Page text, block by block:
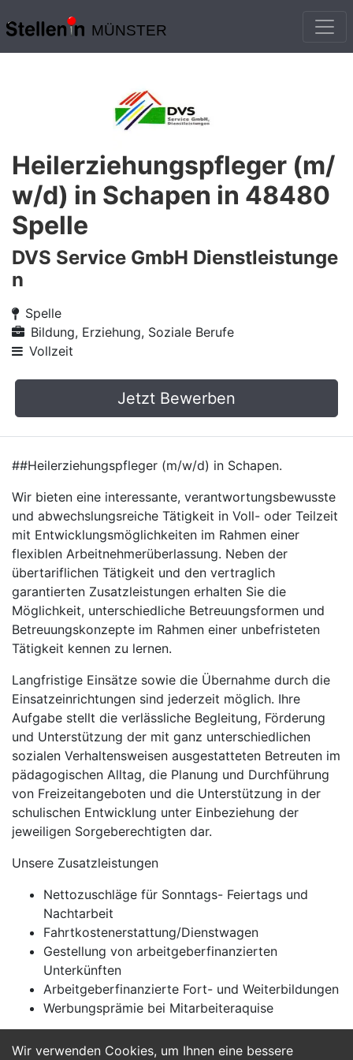
MÜNSTER
Wir verwenden Cookies, um Ihnen eine bessere
Heilerziehungspfleger (m/
w/d) in Schapen in 48480
Spelle
DVS Service GmbH Dienstleistunge
n
Spelle
Bildung, Erziehung, Soziale Berufe
Vollzeit
Jetzt Bewerben
##Heilerziehungspfleger (m/w/d) in Schapen.
Wir bieten eine interessante, verantwortungsbewusste
und abwechslungsreiche Tätigkeit in Voll- oder Teilzeit
mit Entwicklungsmöglichkeiten im Rahmen einer
flexiblen Arbeitnehmerüberlassung. Neben der
übertariflichen Tätigkeit und den vertraglich
garantierten Zusatzleistungen erhalten Sie die
Möglichkeit, unterschiedliche Betreuungsformen und
Betreuungskonzepte im Rahmen einer unbefristeten
Tätigkeit kennen zu lernen.
Langfristige Einsätze sowie die Übernahme durch die
Einsatzeinrichtungen sind jederzeit möglich. Ihre
Aufgabe stellt die verlässliche Begleitung, Förderung
und Unterstützung der mit ganz unterschiedlichen
sozialen Verhaltensweisen ausgestatteten Betreuten im
pädagogischen Alltag, die Planung und Durchführung
von Freizeitangeboten und die Unterstützung in der
schulischen Entwicklung unter Einbeziehung der
jeweiligen Sorgeberechtigten dar.
Unsere Zusatzleistungen
Nettozuschläge für Sonntags- Feiertags und
Nachtarbeit
Fahrtkostenerstattung/Dienstwagen
Gestellung von arbeitgeberfinanzierten
Unterkünften
Arbeitgeberfinanzierte Fort- und Weiterbildungen
Werbungsprämie bei Mitarbeiteraquise